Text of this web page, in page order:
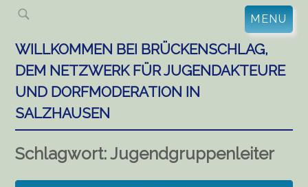
Skip
content
MENU
WILLKOMMEN BEI BRÜCKENSCHLAG,
DEM NETZWERK FÜR JUGENDAKTEURE
UND DORFMODERATION IN
SALZHAUSEN
Schlagwort:Jugendgruppenleiter